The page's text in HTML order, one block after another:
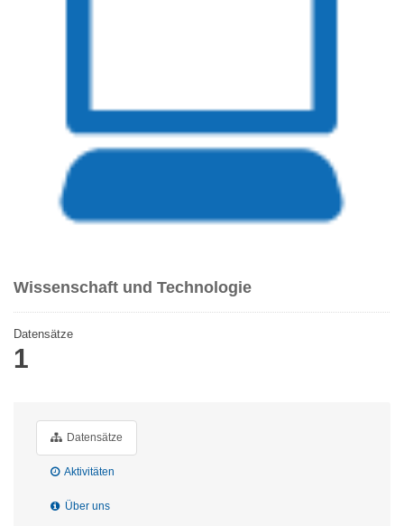
Wissenschaft und Technologie
Datensätze
1
Datensätze
Aktivitäten
Über uns